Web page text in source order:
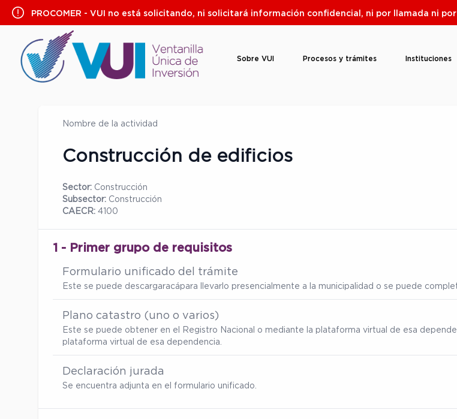
Saltar
PROCOMER - VUI no está solicitando, ni solicitará información confidencial, ni por llamada ni
Sobre VUI Procesos y trámites Instituciones
Nombre de la actividad
Construcción de edificios
Sector: Construcción
Subsector: Construcción
CAECR: 4100
1 - Primer grupo de requisitos
Formulario unificado del trámite
Este se puede descargaracápara llevarlo presencialmente a la municipalidad o se puede
Plano catastro (uno o varios)
Este se puede obtener en el Registro Nacional o mediante la plataforma virtual de esa
plataforma virtual de esa dependencia.
Declaración jurada
Se encuentra adjunta en el formulario unificado.